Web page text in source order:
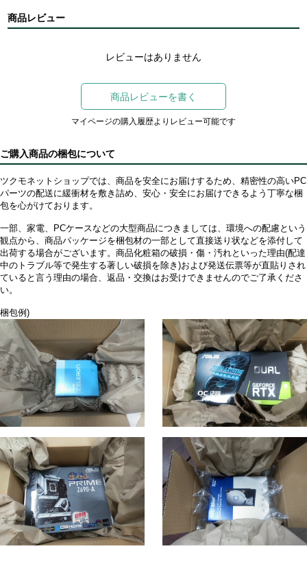
商品レビュー
レビューはありません
商品レビューを書く
マイページの購入履歴よりレビュー可能です
ご購入商品の梱包について
ツクモネットショップでは、商品を安全にお届けするため、精密性の高いPC
パーツの配送に緩衝材を敷き詰め、安心・安全にお届けできるよう丁寧な梱
包を心がけております。
一部、家電、PCケースなどの大型商品につきましては、環境への配慮という
観点から、商品パッケージを梱包材の一部として直接送り状などを添付して
出荷する場合がございます。商品化粧箱の破損・傷・汚れといった理由(配達
中のトラブル等で発生する著しい破損を除き)および発送伝票等が直貼りされ
ていると言う理由の場合、返品・交換はお受けできませんのでご了承くださ
い。
梱包例)